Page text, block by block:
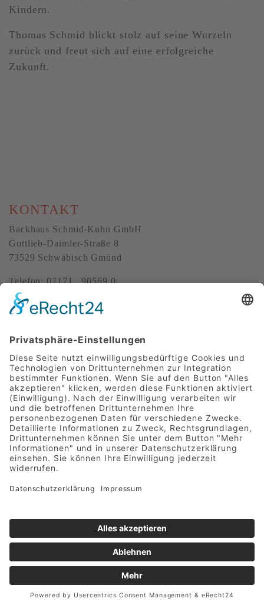
Kindern.
Thomas Schmid blickt stolz auf seine Wurzeln
zurück und freut sich auf eine erfolgreiche
Zukunft.
KONTAKT
Backhaus Schmid-Kuhn GmbH
Gottlieb-Daimler-Straße 8
73529 Schwäbisch Gmünd
Telefon: 07171 . 90569 0
E-Mail:
ÜBER UNS
Backhaus
Produkte
News
Filialen
Jobs
Kontakt
RECHTLICHES
Impressum
Datenschutz